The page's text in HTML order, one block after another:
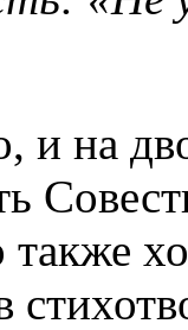
и на
также